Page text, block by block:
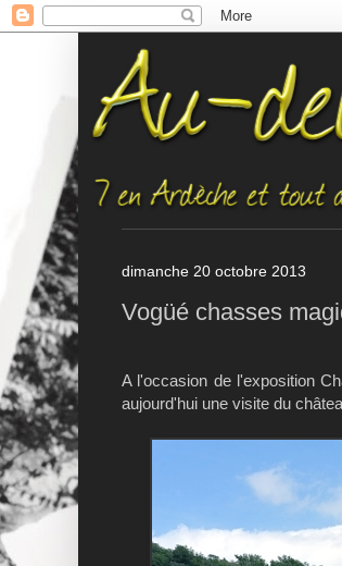
dimanche 20 octobre 2013
Vogüé chasses
A l'occasion de l'exposition
aujourd'hui une visite du